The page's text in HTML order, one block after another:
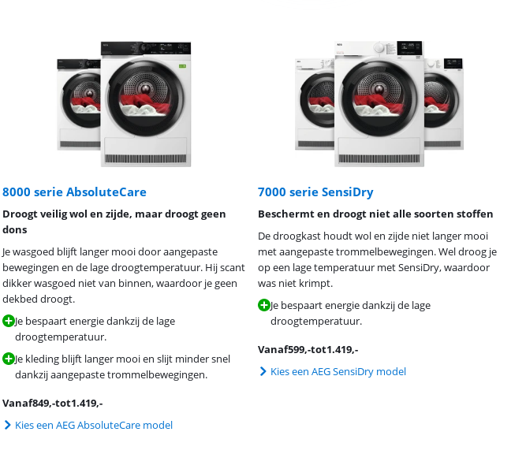
8000 serie AbsoluteCare
Droogt veilig wol en zijde, maar droogt geen
dons
Je wasgoed blijft langer mooi door aangepaste
bewegingen en de lage droogtemperatuur. Hij scant
dikker wasgoed niet van binnen, waardoor je geen
dekbed droogt.
Je bespaart energie dankzij de lage
droogtemperatuur.
Je kleding blijft langer mooi en slijt minder snel
dankzij aangepaste trommelbewegingen.
Vanaf849,-tot1.419,-
Kies een AEG AbsoluteCare model
7000 serie SensiDry
Beschermt en droogt niet alle soorten stoffen
De droogkast houdt wol en zijde niet langer mooi
met aangepaste trommelbewegingen. Wel droog je
op een lage temperatuur met SensiDry, waardoor
was niet krimpt.
Je bespaart energie dankzij de lage
droogtemperatuur.
Vanaf599,-tot1.419,-
Kies een AEG SensiDry model